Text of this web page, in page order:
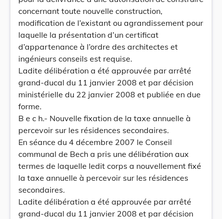
concernant toute nouvelle construction,
modification de l’existant ou agrandissement pour
laquelle la présentation d’un certificat
d’appartenance à l’ordre des architectes et
ingénieurs conseils est requise.
Ladite délibération a été approuvée par arrêté
grand-ducal du 11 janvier 2008 et par décision
ministérielle du 22 janvier 2008 et publiée en due
forme.
B e c h.- Nouvelle fixation de la taxe annuelle à
percevoir sur les résidences secondaires.
En séance du 4 décembre 2007 le Conseil
communal de Bech a pris une délibération aux
termes de laquelle ledit corps a nouvellement fixé
la taxe annuelle à percevoir sur les résidences
secondaires.
Ladite délibération a été approuvée par arrêté
grand-ducal du 11 janvier 2008 et par décision